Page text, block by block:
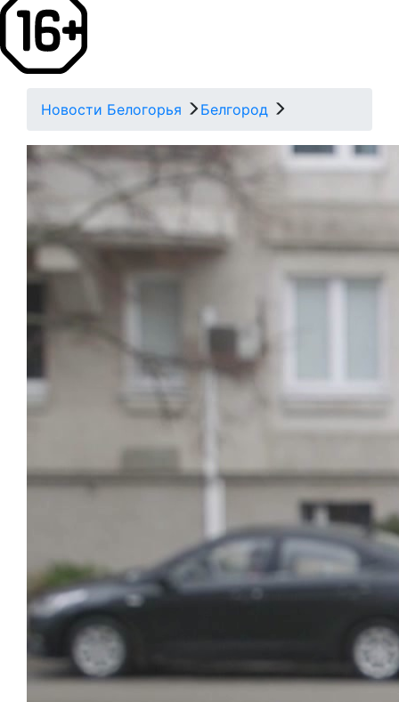
Новости Белогорья Белгород